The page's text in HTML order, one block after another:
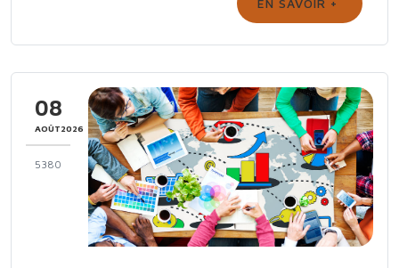
08
AOÛT2026
5380